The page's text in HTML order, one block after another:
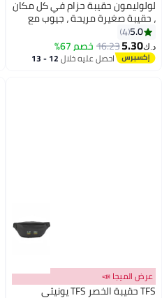
6
لولوليمون حقيبة حزام في كل مكان
، حقيبة صغيرة مريحة ، جيوب مع
السحب ، جيوب خارجية سهلة
الاستخدام ، جيوب الضروريات
الداخلية لتخزين الأشياء أثناء السفر ،
أسود
5.0
4
د.ك‏5.30
16.23خصم 67%
احصل عليه خلال 12 - 13
عرض الميجا 📣
TFS حقيبة الخصر TFS يونيتي